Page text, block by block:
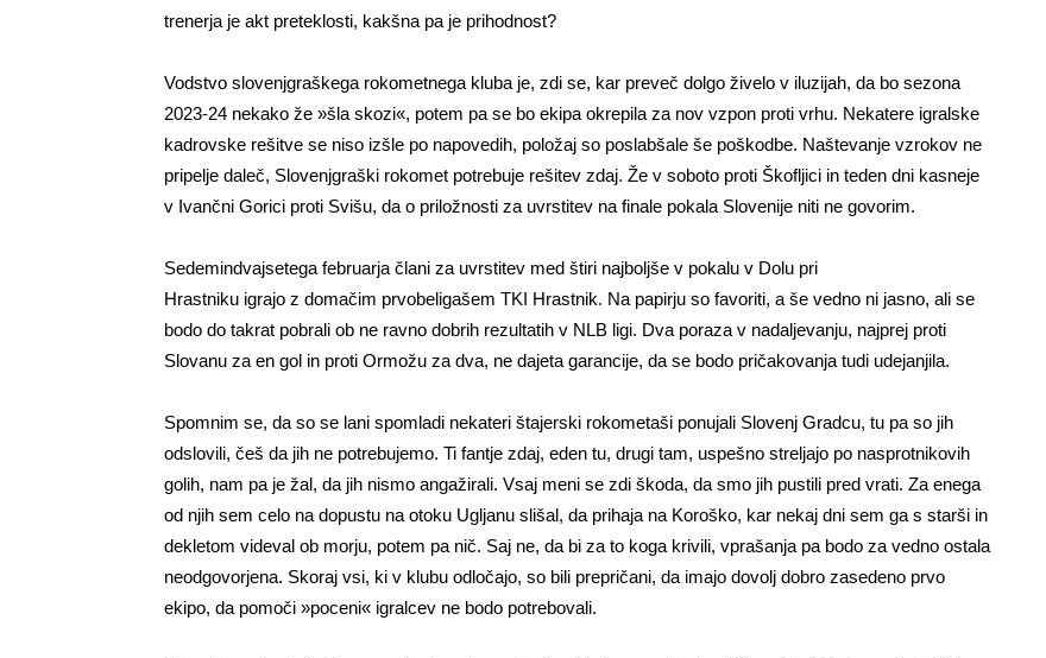
trenerja je akt preteklosti, kakšna pa je prihodnost?
Vodstvo slovenjgraškega rokometnega kluba je, zdi se, kar preveč dolgo živelo v iluzijah, da bo sezona
2023-24 nekako že »šla skozi«, potem pa se bo ekipa okrepila za nov vzpon proti vrhu. Nekatere igralske
kadrovske rešitve se niso izšle po napovedih, položaj so poslabšale še poškodbe. Naštevanje vzrokov ne
pripelje daleč, Slovenjgraški rokomet potrebuje rešitev zdaj. Že v soboto proti Škofljici in teden dni kasneje
v Ivančni Gorici proti Svišu, da o priložnosti za uvrstitev na finale pokala Slovenije niti ne govorim.
Sedemindvajsetega februarja člani za uvrstitev med štiri najboljše v pokalu v Dolu pri
Hrastniku igrajo z domačim prvobeligašem TKI Hrastnik. Na papirju so favoriti, a še vedno ni jasno, ali se
bodo do takrat pobrali ob ne ravno dobrih rezultatih v NLB ligi. Dva poraza v nadaljevanju, najprej proti
Slovanu za en gol in proti Ormožu za dva, ne dajeta garancije, da se bodo pričakovanja tudi udejanjila.
Spomnim se, da so se lani spomladi nekateri štajerski rokometaši ponujali Slovenj Gradcu, tu pa so jih
odslovili, češ da jih ne potrebujemo. Ti fantje zdaj, eden tu, drugi tam, uspešno streljajo po nasprotnikovih
golih, nam pa je žal, da jih nismo angažirali. Vsaj meni se zdi škoda, da smo jih pustili pred vrati. Za enega
od njih sem celo na dopustu na otoku Ugljanu slišal, da prihaja na Koroško, kar nekaj dni sem ga s starši in
dekletom videval ob morju, potem pa nič. Saj ne, da bi za to koga krivili, vprašanja pa bodo za vedno ostala
neodgovorjena. Skoraj vsi, ki v klubu odločajo, so bili prepričani, da imajo dovolj dobro zasedeno prvo
ekipo, da pomoči »poceni« igralcev ne bodo potrebovali.